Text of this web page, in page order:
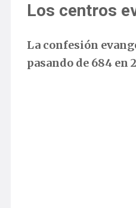
Los centros
La confesión
pasando de 684 en